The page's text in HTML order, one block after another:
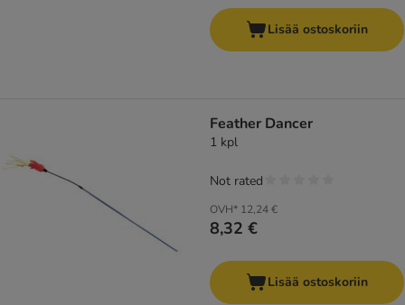
Lisää ostoskoriin
Feather Dancer
1 kpl
OVH* 12,24 €
8,32 €
Not rated
Lisää ostoskoriin